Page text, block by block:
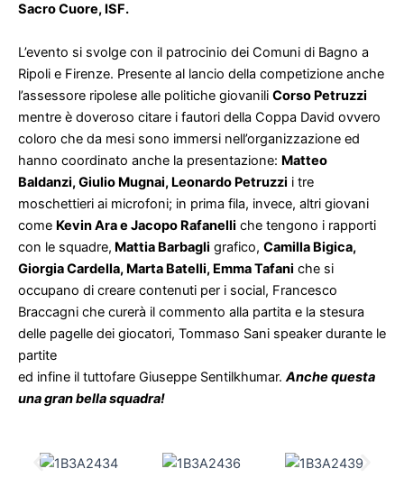
Sacro Cuore, ISF.
L’evento si svolge con il patrocinio dei Comuni di Bagno a
Ripoli e Firenze. Presente al lancio della competizione anche
l’assessore ripolese alle politiche giovanili Corso Petruzzi
mentre è doveroso citare i fautori della Coppa David ovvero
coloro che da mesi sono immersi nell’organizzazione ed
hanno coordinato anche la presentazione: Matteo
Baldanzi, Giulio Mugnai, Leonardo Petruzzi i tre
moschettieri ai microfoni; in prima fila, invece, altri giovani
come Kevin Ara e Jacopo Rafanelli che tengono i rapporti
con le squadre, Mattia Barbagli grafico, Camilla Bigica,
Giorgia Cardella, Marta Batelli, Emma Tafani che si
occupano di creare contenuti per i social, Francesco
Braccagni che curerà il commento alla partita e la stesura
delle pagelle dei giocatori, Tommaso Sani speaker durante le
partite
ed infine il tuttofare Giuseppe Sentilkhumar. Anche questa
una gran bella squadra!